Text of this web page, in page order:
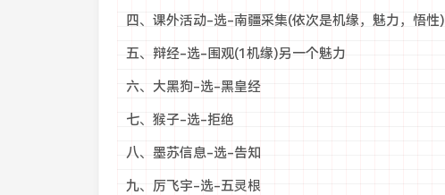
四、课外活动-选-南疆采集(依次是机缘，魅力，悟性)
五、辩经-选-围观(1机缘)另一个魅力
六、大黑狗-选-黑皇经
七、猴子-选-拒绝
八、墨苏信息-选-告知
九、厉飞宇-选-五灵根